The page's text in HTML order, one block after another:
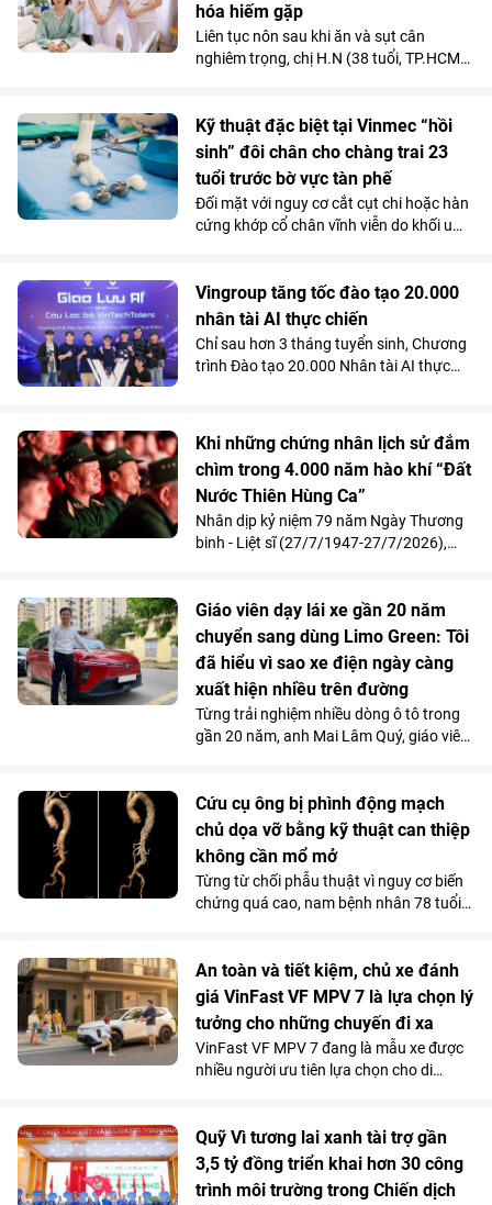
hóa hiếm gặp
Liên tục nôn sau khi ăn và sụt cân
nghiêm trọng, chị H.N (38 tuổi, TP.HCM)
căn bệnh tiêu hóa hiếm gặp chỉ chiếm
dưới 0,3% dân số.
Kỹ thuật đặc biệt tại Vinmec “hồi
sinh” đôi chân cho chàng trai 23
tuổi trước bờ vực tàn phế
Đối mặt với nguy cơ cắt cụt chi hoặc hàn
cứng khớp cổ chân vĩnh viễn do khối u
toàn bộ xương sên bằng vật liệu
Titanium in 3D tại Bệnh viện Đa khoa
Quốc tế Vinmec Times City.
Vingroup tăng tốc đào tạo 20.000
nhân tài AI thực chiến
Chỉ sau hơn 3 tháng tuyển sinh, Chương
trình Đào tạo 20.000 Nhân tài AI thực
quả 100% học viên đạt chuẩn khóa I
được mời làm việc ngay sau khi tốt
nghiệp, Chương trình đang tăng tốc mở
rộng quy mô đào tạo nhằm đảm bảo
mục tiêu cung cấp từ 10.000 - 20.000
nhân tài AI trong vòng 2 năm, đáp ứng
Khi những chứng nhân lịch sử đắm
chìm trong 4.000 năm hào khí “Đất
Nước Thiên Hùng Ca”
Nhân dịp kỷ niệm 79 năm Ngày Thương
binh - Liệt sĩ (27/7/1947-27/7/2026),
chiến thưởng thức show diễn “Đất Nước
Thiên Hùng Ca” tại Vinpearl Theatre
Ocean City. Phản hồi xúc động của chính
những người từng đi qua chiến tranh đã
góp phần khẳng định ý nghĩa nhân văn
và giá trị lan tỏa của tác phẩm nghệ
thuật lấy cảm hứng từ hơn 4.000 năm
Giáo viên dạy lái xe gần 20 năm
chuyển sang dùng Limo Green: Tôi
đã hiểu vì sao xe điện ngày càng
xuất hiện nhiều trên đường
Từng trải nghiệm nhiều dòng ô tô trong
gần 20 năm, anh Mai Lâm Quý, giáo viên
Green đã thay đổi hoàn toàn góc nhìn
của anh về xe điện. Không gian 7 chỗ
rộng rãi, khả năng tăng tốc mượt và chi
phí sử dụng thấp đến khó tin giúp mẫu
MPV điện vừa trở thành “xe ruột” của
anh trong công việc, vừa phục vụ trọn
Cứu cụ ông bị phình động mạch
chủ dọa vỡ bằng kỹ thuật can thiệp
không cần mổ mở
Từng từ chối phẫu thuật vì nguy cơ biến
chứng quá cao, nam bệnh nhân 78 tuổi
các bác sĩ Vinmec Times City điều trị
thành công. Bí quyết nằm ở kỹ thuật tái
tạo hệ thống mạch tạng mà không cần
mở ngực hay mở bụng.
An toàn và tiết kiệm, chủ xe đánh
giá VinFast VF MPV 7 là lựa chọn lý
tưởng cho những chuyến đi xa
VinFast VF MPV 7 đang là mẫu xe được
nhiều người ưu tiên lựa chọn cho di
mà vẫn tiết kiệm chi phí.
Quỹ Vì tương lai xanh tài trợ gần
3,5 tỷ đồng triển khai hơn 30 công
trình môi trường trong Chiến dịch